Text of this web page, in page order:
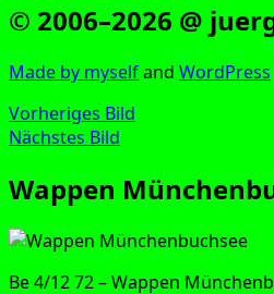
© 2006–2026 @
Made by mys­elfand Word­Press
Vorheriges Bild
Nächstes Bild
Wappen
Be 4/12 72 – Wap­pen